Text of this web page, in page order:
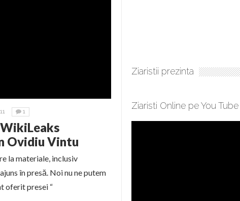
1
Ovidiu Vintu
la materiale, inclusiv
în presă. Noi nu ne putem
oferit presei “
Ziaristii prezinta
Ziaristi Online pe You Tube